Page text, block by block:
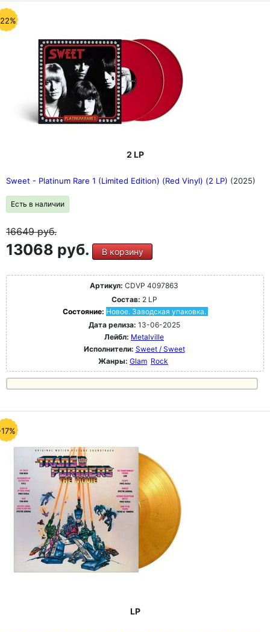
2 LP
Sweet - Platinum Rare 1 (Limited Edition) (Red Vinyl) (2 LP) (2025)
Есть в наличии
16649руб.
13068 руб. В корзину
Артикул: CDVP 4097863
Состав: 2 LP
Состояние: Новое. Заводская упаковка.
Дата релиза: 13-06-2025
Лейбл: Metalville
Исполнители: Sweet / Sweet
Жанры: Glam Rock
LP